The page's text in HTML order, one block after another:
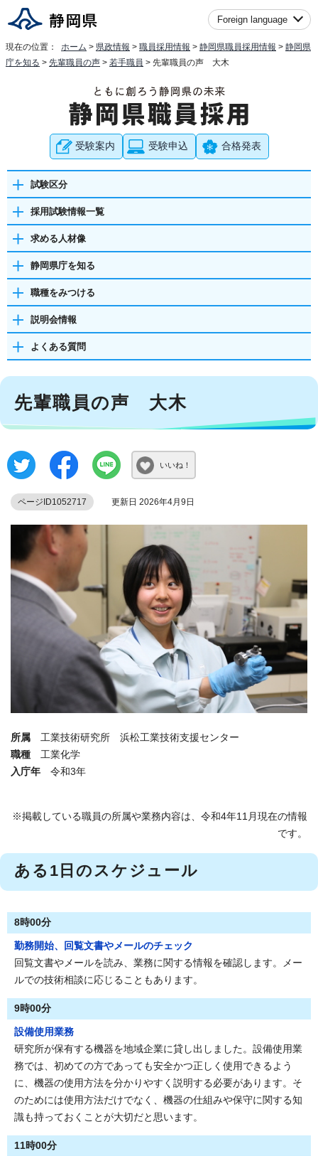
Foreign language
現在の位置： ホーム > 県政情報 > 職員採用情報 > 静岡県職員採用情報 > 静岡県
庁を知る > 先輩職員の声 > 若手職員 > 先輩職員の声 大木
受験案内 受験申込 合格発表
試験区分
採用試験情報一覧
求める人材像
静岡県庁を知る
職種をみつける
説明会情報
よくある質問
先輩職員の声 大木
いいね！
ページID1052717 更新日 2026年4月9日
所属 工業技術研究所 浜松工業技術支援センター
職種 工業化学
入庁年 令和3年
※掲載している職員の所属や業務内容は、令和4年11月現在の情報
です。
ある1日のスケジュール
8時00分
勤務開始、回覧文書やメールのチェック
回覧文書やメールを読み、業務に関する情報を確認します。メー
ルでの技術相談に応じることもあります。
9時00分
設備使用業務
研究所が保有する機器を地域企業に貸し出しました。設備使用業
務では、初めての方であっても安全かつ正しく使用できるよう
に、機器の使用方法を分かりやすく説明する必要があります。そ
のためには使用方法だけでなく、機器の仕組みや保守に関する知
識も持っておくことが大切だと思います。
11時00分